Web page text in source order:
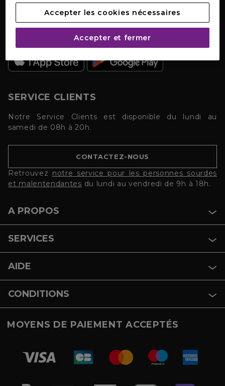
TÉLÉCHARGEZ NOTRE APPLICATION
SERVICE CLIENTS
Notre Service Clients est disponible du lundi au
samedi de 08h à 20h.
CONTACTEZ-NOUS
Retrouvez notre service pour les personnes sourdes
et malentendantes du lundi au vendredi de 9h à 18h.
A PROPOS
SERVICES
AIDE
CONDITIONS
MOYENS DE PAIEMENT ACCEPTÉS
Accepter les cookies nécessaires
Accepter et fermer